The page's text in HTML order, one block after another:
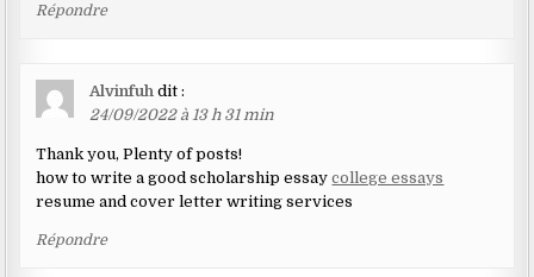
Répondre
Alvinfuh dit :
24/09/2022 à 13 h 31 min
Thank you, Plenty of posts!
how to write a good scholarship essaycollege essays
resume and cover letter writing services
Répondre